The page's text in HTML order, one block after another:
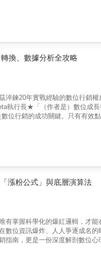
習，透過社群經營，透過文
蔡康永！」——實用心理學講師
子商務、行動行銷、CRM、
人必備的核心技術。大量真
、SEO、文案生成與企劃發想
Gemini 協助生活大小事與數
意，實務應用解析✔ 重點行
務與科技應用藍圖🔸 顧客關
網路行銷熱門宮心計🔸 觸及率
機之外，小心！駭客就在你
天機器人——ChatGPT 與網路
、社群優質小編、網站設計和
換、數據分析全攻略
淬鍊20年實戰經驗的數位行銷
執行長★「（作者是）數位成
行銷的成功關鍵。只有有效
解數位行銷運作邏輯並可直
Facebook成長團隊的核心成員
營收成長。● 建立核心架構：
效的必讀之作。★各界盛讚★「
現最耀眼的組織之一。本書把
行長「身為數十年來數位行
們如何確保花每一塊錢都能創
碩士課程，本書就是唯一的
董事長「不懂行銷的人該
），Marv執行長
漲粉公式」與底層演算法
有掌握科學化的爆紅邏輯，才
數位資訊爆炸、人人爭逐成名
指南，更是一份深度解剖數位